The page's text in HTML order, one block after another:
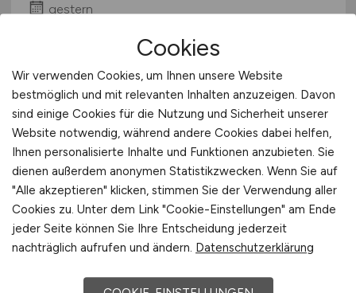
gestern
Andernach bei Koblenz
Architekt/in(m/w/d)
BluSys GmbH
Cookies
Wir verwenden Cookies, um Ihnen unsere Website
bestmöglich und mit relevanten Inhalten anzuzeigen. Davon
sind einige Cookies für die Nutzung und Sicherheit unserer
Website notwendig, während andere Cookies dabei helfen,
Ihnen personalisierte Inhalte und Funktionen anzubieten. Sie
dienen außerdem anonymen Statistikzwecken. Wenn Sie auf
"Alle akzeptieren" klicken, stimmen Sie der Verwendung aller
Cookies zu. Unter dem Link "Cookie-Einstellungen" am Ende
jeder Seite können Sie Ihre Entscheidung jederzeit
nachträglich aufrufen und ändern. Datenschutzerklärung